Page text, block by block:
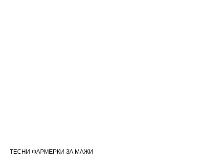
ТЕСНИ ФАРМЕРКИ ЗА МАЖИ